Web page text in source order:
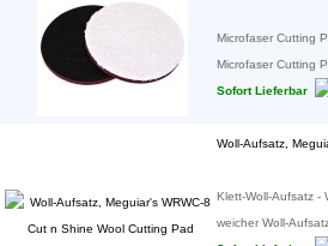
Microfaser Cutting
Microfaser Cutting
Sofort Lieferbar
Woll-Aufsatz,
Klett-Woll-Aufsatz -
weicher Woll-